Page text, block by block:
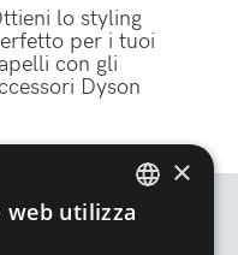
lo styling
per i tuoi
con gli
Dyson
×
web utilizza